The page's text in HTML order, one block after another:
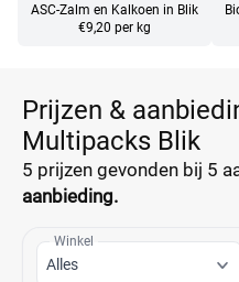
ASC-Zalm en Kalkoen in Blik
€9,20 per kg
Prijzen &
Multipacks Blik
5 prijzen gevonden bij 5
aanbieding.
Winkel
Alles